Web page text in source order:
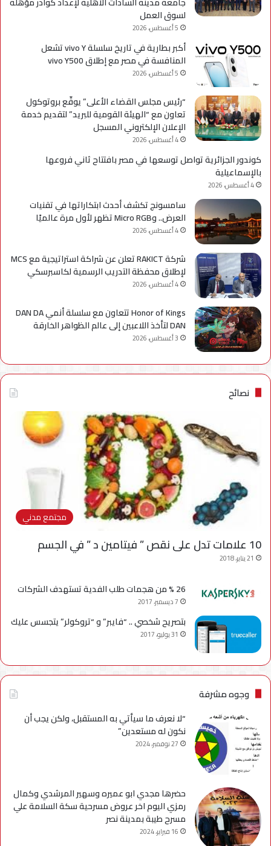
لسوق العمل
5 أغسطس، 2026
أكبر بطارية في تاريخ سلسلة vivo Y تشعل
المنافسة في مصر مع إطلاق vivo Y500
5 أغسطس، 2026
“رئيس مجلس القضاء الأعلى” يوقّع بروتوكول
تعاون مع “الهيئة القومية للبريد” لتقديم خدمة
الإعلان الإلكتروني المسجل
4 أغسطس، 2026
كوندور الجزائرية تواصل توسعها في مصر بافتتاح ثاني فروعها
بالإسماعيلية
4 أغسطس، 2026
سامسونج تكشف أحدث ابتكاراتها في تقنيات
العرض.. وMicro RGB تظهر لأول مرة عالميًا
4 أغسطس، 2026
شركة RAKICT تعلن عن شراكة استراتيجية مع MCS
لإطلاق محفظة التدريب الرسمية لكاسبرسكي
4 أغسطس، 2026
Honor of Kings تتعاون مع سلسلة أنمي DAN DA
DAN لتأخذ اللاعبين إلى عالم الظواهر الخارقة
3 أغسطس، 2026
نصائح
مجتمع مدني
10 علامات تدل على نقص ” فيتامين د ” في الجسم
21 يناير، 2018
26 % من هجمات طلب الفدية تستهدف الشركات
7 ديسمبر، 2017
بتصريح شخصي .. “فايبر” و “تروكولر” يتجسس عليك
31 يوليو، 2017
وجوه مشرفة
“لا نعرف ما سيأتي به المستقبل، ولكن يجب أن
نكون له مستعدين”
27 نوفمبر، 2024
حضرها مجدي ابو عميره وسهير المرشدي وكمال
رمزي اليوم اخر عروض مسرحية سكة السلامة علي
مسرح طيبة بمدينة نصر
16 فبراير، 2024